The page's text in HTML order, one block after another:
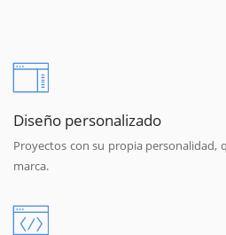
Diseño personalizado
Proyectos con su propia personalidad,
marca.